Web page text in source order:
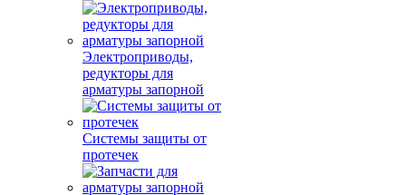
Электроприводы,
редукторы для
арматуры запорной
Системы защиты от
протечек